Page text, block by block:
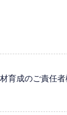
育成のご責任